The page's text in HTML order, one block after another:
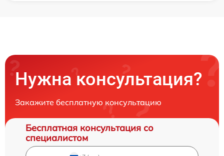
Нужна консультация?
Закажите бесплатную консультацию
Бесплатная консультация со
специалистом